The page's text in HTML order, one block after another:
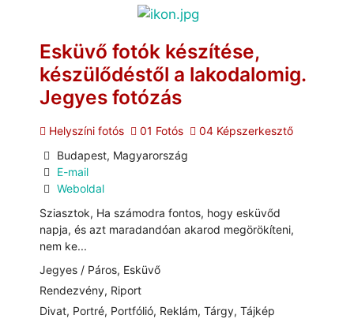
Esküvő fotók készítése,
készülődéstől a lakodalomig.
Jegyes fotózás
Helyszíni fotós 01 Fotós
04 Képszerkesztő
Budapest, Magyarország
E-mail
Weboldal
Sziasztok, Ha számodra fontos, hogy esküvőd
napja, és azt maradandóan akarod megörökíteni,
nem ke...
Jegyes / Páros, Esküvő
Rendezvény, Riport
Divat, Portré, Portfólió, Reklám, Tárgy, Tájkép